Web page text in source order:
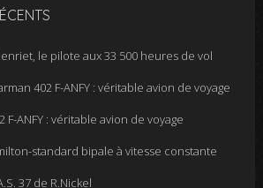
le pilote aux 33 500 heures de vol
402 F-ANFY : véritable avion de voyage
F-ANFY : véritable avion de voyage
standard bipale à vitesse constante
37 de R.Nickel